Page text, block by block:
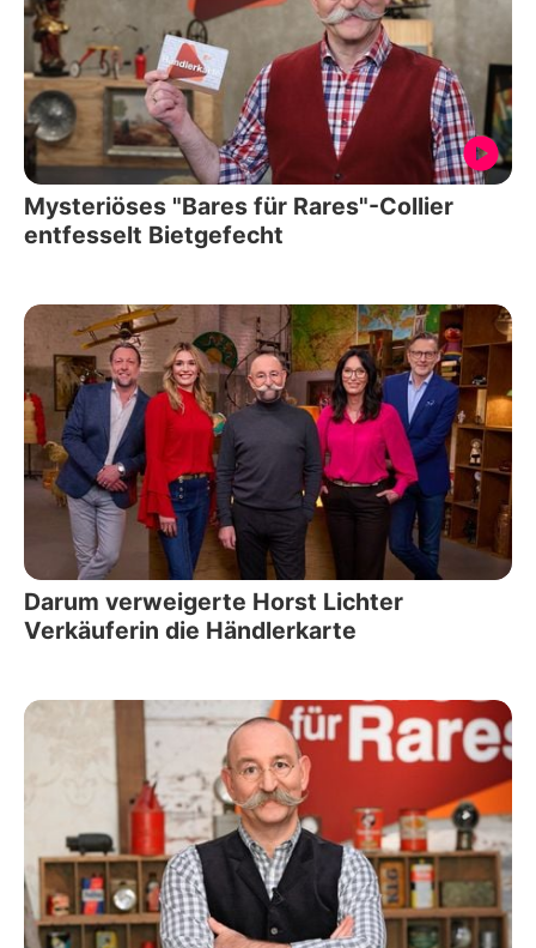
Mysteriöses "Bares für Rares"-Collier
entfesselt Bietgefecht
Darum verweigerte Horst Lichter
Verkäuferin die Händlerkarte